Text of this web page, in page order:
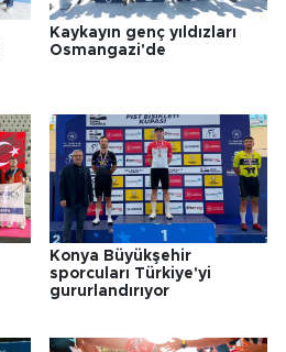
Kaykayın genç yıldızları
Osmangazi'de
Konya Büyükşehir
sporcuları Türkiye'yi
gururlandırıyor